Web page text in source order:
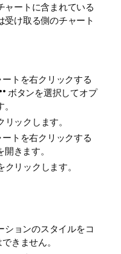
ャートに含まれている
受け取る側のチャート
トを右クリックする
ボタンを選択してオプ
リックします。
トを右クリックする
きます。
クリックします。
ションのスタイルをコ
きません。